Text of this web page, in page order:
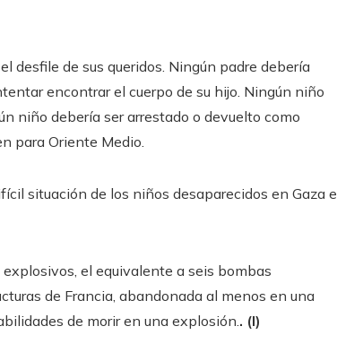
desfile de sus queridos. Ningún padre debería
encontrar el cuerpo de su hijo. Ningún niño
niño debería ser arrestado o devuelto como
para Oriente Medio.
situación de los niños desaparecidos en Gaza e
el equivalente a seis bombas
de Francia, abandonada al menos en una
de morir en una explosión.. (I)